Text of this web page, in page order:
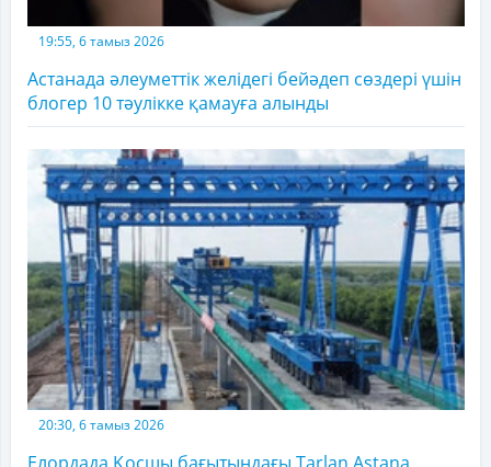
19:55, 6 тамыз 2026
Астанада әлеуметтік желідегі бейәдеп сөздері үшін
блогер 10 тәулікке қамауға алынды
20:30, 6 тамыз 2026